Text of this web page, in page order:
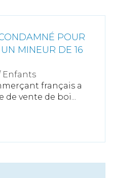
POUR
MINEUR DE 16
Enfants
français a
vente de boi...